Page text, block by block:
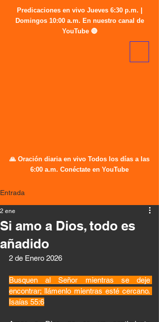
🙏 Oración diaria en vivo Todos los días a las
6:00 a.m. Conéctate en YouTube
Predicaciones en vivo Jueves 6:30 p.m. |
Domingos 10:00 a.m. En nuestro canal de
YouTube 🔴
Entrada
Si amo a Dios, todo es
añadido
2 ene
2 de Enero 2026
Busquen al Señor mientras se deje
encontrar; llámenlo mientras esté cercano.
Isaías 55:6